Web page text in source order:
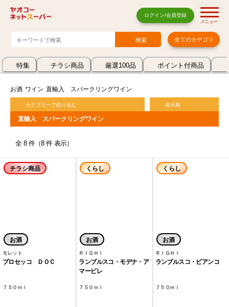
ログイン/会員登録
メニュー
全てのカテゴリ
特集 チラシ商品 厳選100品 ポイント付商品
お酒 ワイン 直輸入 スパークリングワイン
カテゴリーで絞り込む 表示順
直輸入 スパークリングワイン
全 8 件（8 件 表示）
チラシ商品
お酒
モレット
プロセッコ ＤＯＣ
７５０ｍｌ
くらし
お酒
ＲＩＧＨＩ
ランブルスコ・モデナ・ア
マービレ
７５０ｍｌ
くらし
お酒
ＲＩＧＨＩ
ランブルスコ・ビアンコ
７５０ｍｌ